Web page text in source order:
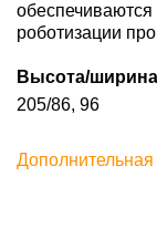
роботизации
Высота/
205/86, 96